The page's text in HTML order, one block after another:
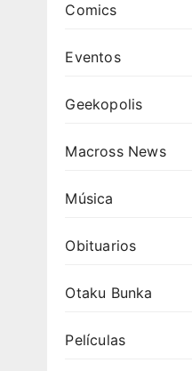
Comics
Eventos
Geekopolis
Macross News
Música
Obituarios
Otaku Bunka
Películas